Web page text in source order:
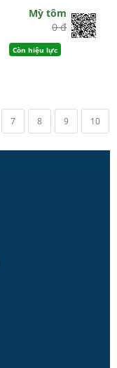
Mỳ tôm
0 đ
Còn hiệu lực
7 8 9 10